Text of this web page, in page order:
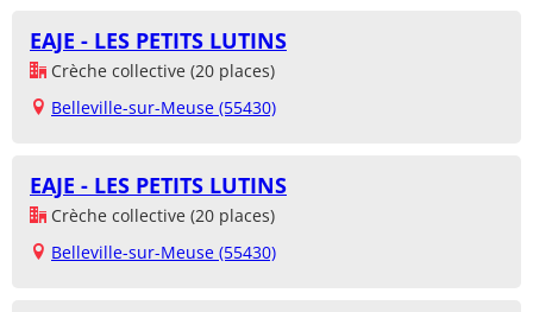
EAJE - LES PETITS LUTINS
Crèche collective (20 places)
Belleville-sur-Meuse (55430)
EAJE - LES PETITS LUTINS
Crèche collective (20 places)
Belleville-sur-Meuse (55430)